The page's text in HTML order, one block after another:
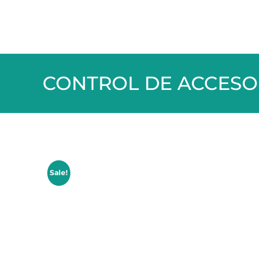
CONTROL DE ACCESO
Sale!